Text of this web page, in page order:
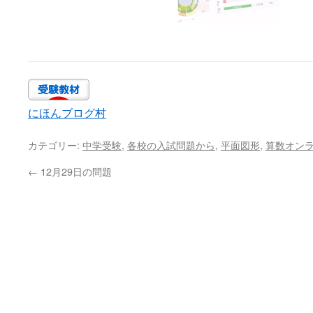
にほんブログ村
カテゴリー: 中学受験, 各校の入試問題から, 平面図形, 算数オン
← 12月29日の問題